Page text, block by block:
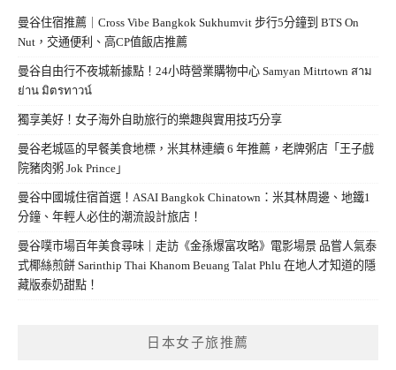
曼谷住宿推薦｜Cross Vibe Bangkok Sukhumvit 步行5分鐘到 BTS On
Nut，交通便利、高CP值飯店推薦
曼谷自由行不夜城新據點！24小時營業購物中心 Samyan Mitrtown สาม
ย่าน มิตรทาวน์
獨享美好！女子海外自助旅行的樂趣與實用技巧分享
曼谷老城區的早餐美食地標，米其林連續 6 年推薦，老牌粥店「王子戲
院豬肉粥 Jok Prince」
曼谷中國城住宿首選！ASAI Bangkok Chinatown：米其林周邊、地鐵1
分鐘、年輕人必住的潮流設計旅店！
曼谷噗市場百年美食尋味｜走訪《金孫爆富攻略》電影場景 品嘗人氣泰
式椰絲煎餅 Sarinthip Thai Khanom Beuang Talat Phlu 在地人才知道的隱
藏版泰奶甜點！
日本女子旅推薦